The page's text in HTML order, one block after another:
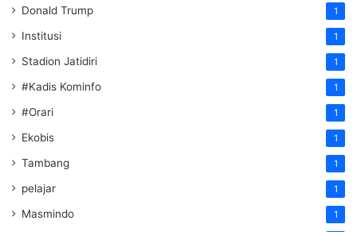
Donald Trump 1
Institusi 1
Stadion Jatidiri 1
#Kadis Kominfo 1
#Orari 1
Ekobis 1
Tambang 1
pelajar 1
Masmindo 1